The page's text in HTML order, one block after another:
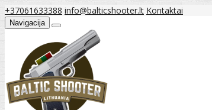
+37061633388 info@balticshooter.lt Kontaktai
Navigacija